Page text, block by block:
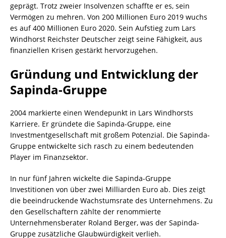
geprägt. Trotz zweier Insolvenzen schaffte er es, sein
Vermögen zu mehren. Von 200 Millionen Euro 2019 wuchs
es auf 400 Millionen Euro 2020. Sein Aufstieg zum Lars
Windhorst Reichster Deutscher zeigt seine Fähigkeit, aus
finanziellen Krisen gestärkt hervorzugehen.
Gründung und Entwicklung der
Sapinda-Gruppe
2004 markierte einen Wendepunkt in Lars Windhorsts
Karriere. Er gründete die Sapinda-Gruppe, eine
Investmentgesellschaft mit großem Potenzial. Die Sapinda-
Gruppe entwickelte sich rasch zu einem bedeutenden
Player im Finanzsektor.
In nur fünf Jahren wickelte die Sapinda-Gruppe
Investitionen von über zwei Milliarden Euro ab. Dies zeigt
die beeindruckende Wachstumsrate des Unternehmens. Zu
den Gesellschaftern zählte der renommierte
Unternehmensberater Roland Berger, was der Sapinda-
Gruppe zusätzliche Glaubwürdigkeit verlieh.